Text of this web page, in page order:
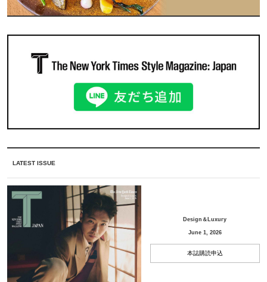
LATEST ISSUE
Design＆Luxury
June 1, 2026
本誌購読申込